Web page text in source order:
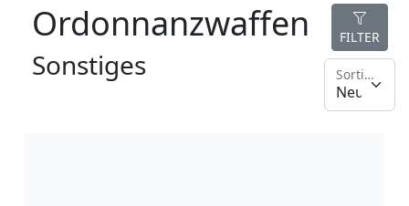
Ordonnanzwaffen
Sonstiges
FILTER
Sortieren nach